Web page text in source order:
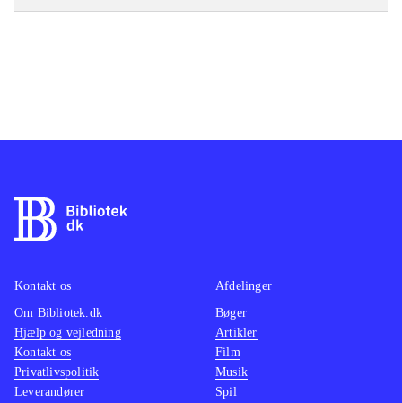
Kontakt os
Om Bibliotek.dk
Hjælp og vejledning
Kontakt os
Privatlivspolitik
Leverandører
Afdelinger
Bøger
Artikler
Film
Musik
Spil